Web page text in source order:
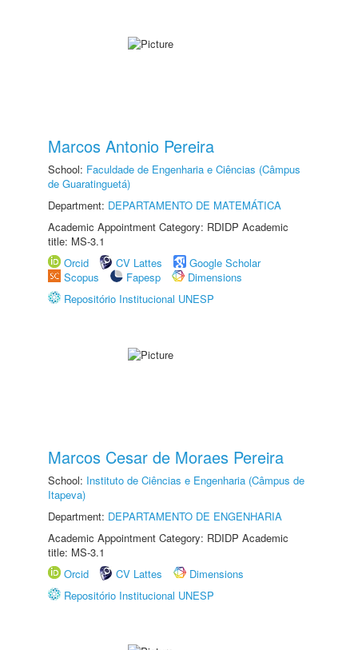
Marcos Antonio Pereira
School: Faculdade de Engenharia e Ciências (Câmpus
de Guaratinguetá)
Department: DEPARTAMENTO DE MATEMÁTICA
Academic Appointment Category: RDIDP Academic
title: MS-3.1
Orcid
CV Lattes
Google Scholar
Scopus
Fapesp
Dimensions
Repositório Institucional UNESP
Marcos Cesar de Moraes Pereira
School: Instituto de Ciências e Engenharia (Câmpus de
Itapeva)
Department: DEPARTAMENTO DE ENGENHARIA
Academic Appointment Category: RDIDP Academic
title: MS-3.1
Orcid
CV Lattes
Dimensions
Repositório Institucional UNESP